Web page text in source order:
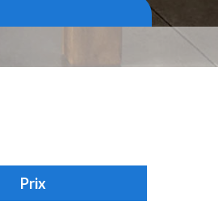
Prix